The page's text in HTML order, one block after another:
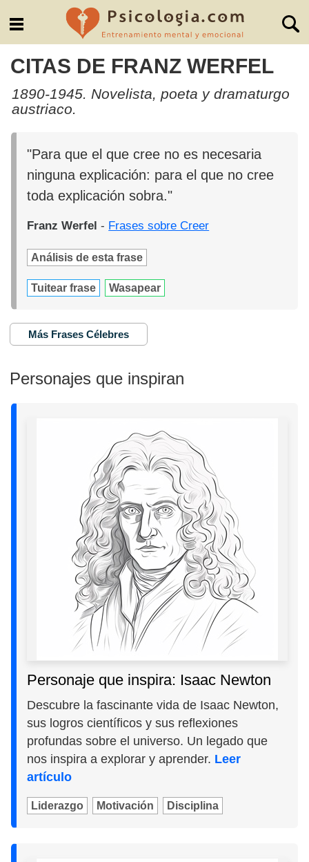
CITAS DE FRANZ WERFEL
1890-1945. Novelista, poeta y dramaturgo
austriaco.
"Para que el que cree no es necesaria
ninguna explicación: para el que no cree
toda explicación sobra."
Franz Werfel - Frases sobre Creer
Análisis de esta frase
Tuitear frase Wasapear
Más Frases Célebres
Personajes que inspiran
Personaje que inspira: Isaac Newton
Descubre la fascinante vida de Isaac Newton,
sus logros científicos y sus reflexiones
profundas sobre el universo. Un legado que
nos inspira a explorar y aprender. Leer
artículo
Liderazgo Motivación Disciplina